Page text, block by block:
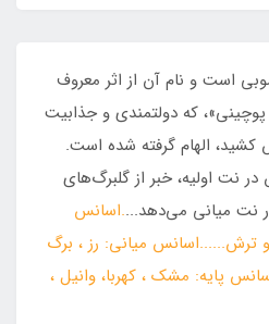
است و نام آن از اثر معروف
که دولتمندی و جذابیت
‌کشید، الهام گرفته شده است.
در نت اولیه، خبر از گلبرگ‌های
نت میانی می‌دهد....اسانس
ترش......اسانس میانی: رز ، برگ
پایه: مشک ، کهربا، وانیل ،